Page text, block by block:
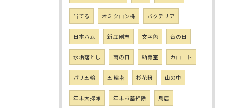
当てる オミクロン株 バクテリア
日本ハム 新庄剛志 文字色 音の日
水垢落とし 雨の日 納骨室 カロート
パリ五輪 五輪塔 杉花粉 山の中
年末大掃除 年末お墓掃除 鳥居